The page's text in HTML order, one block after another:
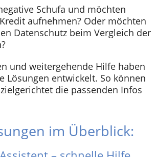
Schufa und möchten
aufnehmen? Oder möchten
Datenschutz beim Vergleich der
und weitergehende Hilfe haben
Lösungen entwickelt. So können
die passenden Infos
im Überblick: